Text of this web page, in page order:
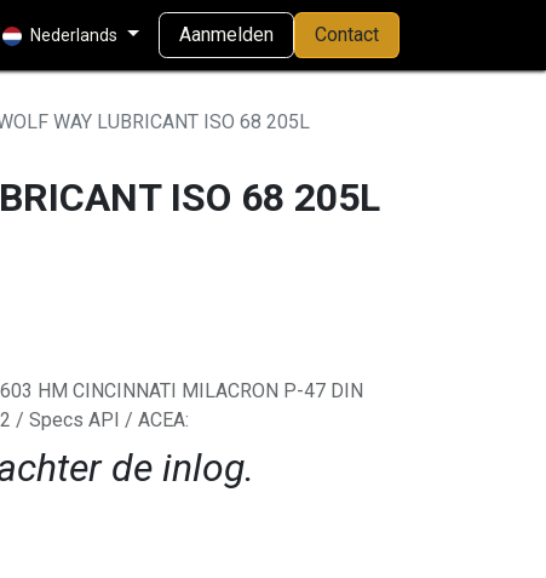
Nederlands Aanmelden Contact
WAY LUBRICANT ISO 68 205L
ISO 68 205L
HM CINCINNATI MILACRON P-47 DIN
/ Specs API / ACEA:
de inlog.